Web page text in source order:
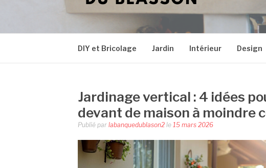
LA BANQUE DU
Tous vos sujets en décoration !
DIY et Bricolage Jardin Intérieur Design
Jardinage vertical : 4 idées
devant de maison à moindre
Publié par labanquedublason2 le 15 mars 2026